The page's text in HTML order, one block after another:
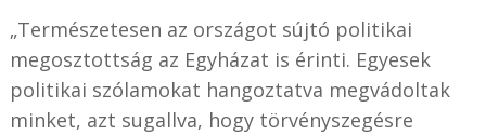
„Természetesen az országot sújtó politikai
megosztottság az Egyházat is érinti. Egyesek
politikai szólamokat hangoztatva megvádoltak
minket, azt sugallva, hogy törvényszegésre